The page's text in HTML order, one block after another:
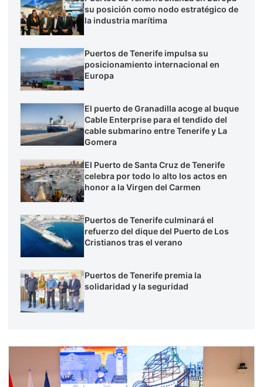
su posición como nodo estratégico de
la industria marítima
Puertos de Tenerife impulsa su
posicionamiento internacional en
Europa
El puerto de Granadilla acoge al buque
Cable Enterprise para el tendido del
cable submarino entre Tenerife y La
Gomera
El Puerto de Santa Cruz de Tenerife
celebra por todo lo alto los actos en
honor a la Virgen del Carmen
Puertos de Tenerife culminará el
refuerzo del dique del Puerto de Los
Cristianos tras el verano
Puertos de Tenerife premia la
solidaridad y la seguridad